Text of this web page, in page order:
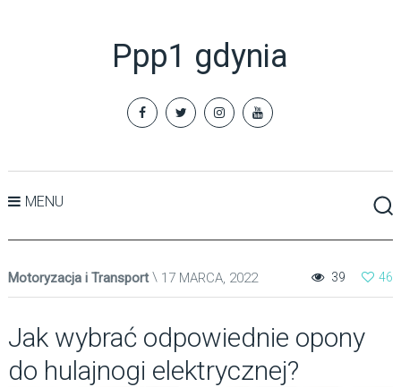
Ppp1 gdynia
MENU
Motoryzacja i Transport 17 MARCA, 2022 46
39
Jak wybrać odpowiednie opony
do hulajnogi elektrycznej?